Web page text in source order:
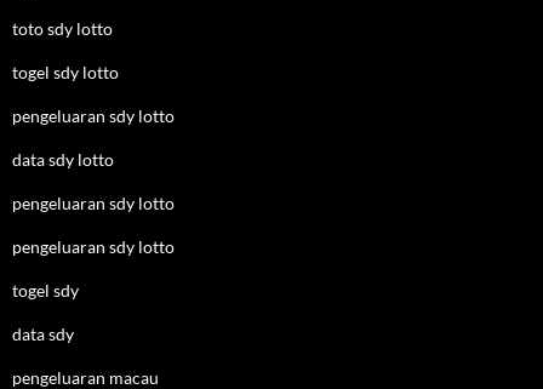
toto sdy lotto
togel sdy lotto
pengeluaran sdy lotto
data sdy lotto
pengeluaran sdy lotto
pengeluaran sdy lotto
togel sdy
data sdy
pengeluaran macau